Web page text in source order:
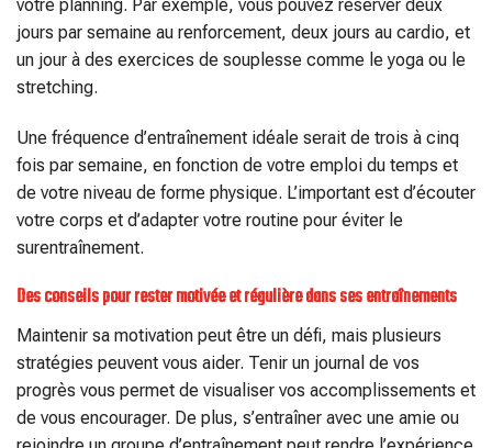
votre planning. Par exemple, vous pouvez réserver deux
jours par semaine au renforcement, deux jours au cardio, et
un jour à des exercices de souplesse comme le yoga ou le
stretching.
Une fréquence d’entraînement idéale serait de trois à cinq
fois par semaine, en fonction de votre emploi du temps et
de votre niveau de forme physique. L’important est d’écouter
votre corps et d’adapter votre routine pour éviter le
surentraînement.
Des conseils pour rester motivée et régulière dans ses entraînements
Maintenir sa motivation peut être un défi, mais plusieurs
stratégies peuvent vous aider. Tenir un journal de vos
progrès vous permet de visualiser vos accomplissements et
de vous encourager. De plus, s’entraîner avec une amie ou